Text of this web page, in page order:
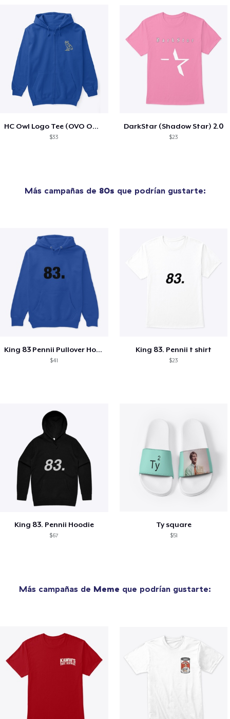
HC Owl Logo Tee (OVO Owl Type)
$33
DarkStar (Shadow Star) 2.0
$23
Más campañas de 80s que podrían gustarte:
King 83 Pennii Pullover Hoodie
$41
King 83. Pennii t shirt
$23
King 83. Pennii Hoodie
$67
Ty square
$51
Más campañas de Meme que podrían gustarte: